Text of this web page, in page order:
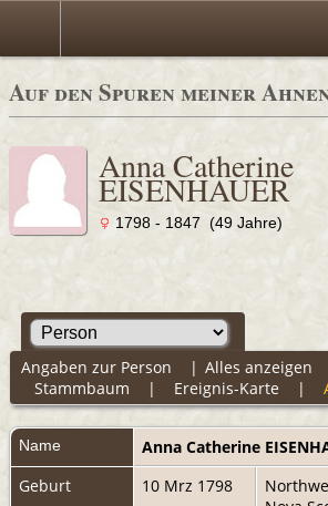
Auf den Spuren meiner
Anna Catherine
EISENHAUER
1798 - 1847 (49 Jahre)
Alles anzeigen
Angaben zur Person |
Stammbaum | Ereignis-Karte |
Name Anna Catherine
Geburt
10 Mrz 1798